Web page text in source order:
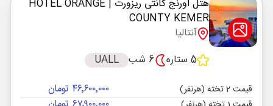
هتل اورنج کانتی ریزورت
| HOTEL ORANGE
COUNTY KEMER
آنتالیا
5 ستاره
6 شب UALL
قیمت 2 تخته (هرنفر) ۴۶٬۶۰۰٬۰۰۰ تومان